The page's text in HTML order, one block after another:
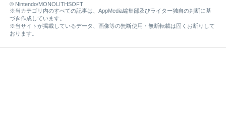
© Nintendo/MONOLITHSOFT
※当カテゴリ内のすべての記事は、AppMedia編集部及びライター独自の判断に基
づき作成しています。
※当サイトが掲載しているデータ、画像等の無断使用・無断転載は固くお断りして
おります。